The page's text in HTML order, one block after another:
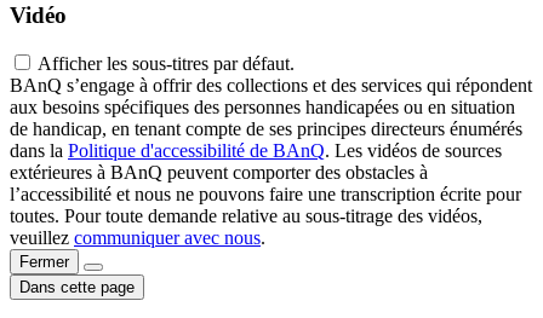
Vidéo
Afficher les sous-titres par défaut.
BAnQ s’engage à offrir des collections et des services qui répondent
aux besoins spécifiques des personnes handicapées ou en situation
de handicap, en tenant compte de ses principes directeurs énumérés
dans la Politique d'accessibilité de BAnQ. Les vidéos de sources
extérieures à BAnQ peuvent comporter des obstacles à
l’accessibilité et nous ne pouvons faire une transcription écrite pour
toutes. Pour toute demande relative au sous-titrage des vidéos,
veuillez communiquer avec nous.
Fermer
Dans cette page